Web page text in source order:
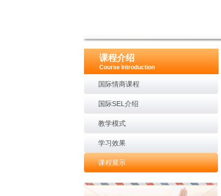
课程介绍
Course Introduction
国际情商课程
国际SEL介绍
教学模式
学习效果
课程展示